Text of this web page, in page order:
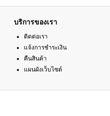
บริการของเรา
ติดต่อเรา
แจ้งการชำระเงิน
คืนสินค้า
แผนผังเว็บไซต์